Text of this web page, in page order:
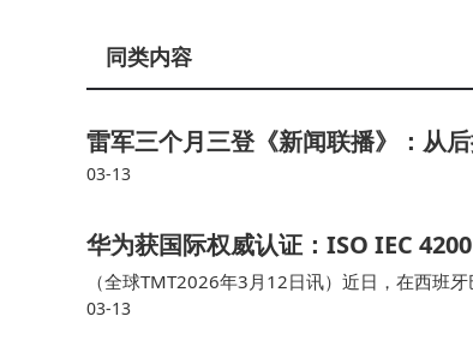
同类内容
雷军三个月三登《新闻联播》：从
03-13
华为获国际权威认证：ISO IEC
（全球TMT2026年3月12日讯）近日，在西班
正式授予华为技术有限公司ISO/IEC 42001人工
03-13